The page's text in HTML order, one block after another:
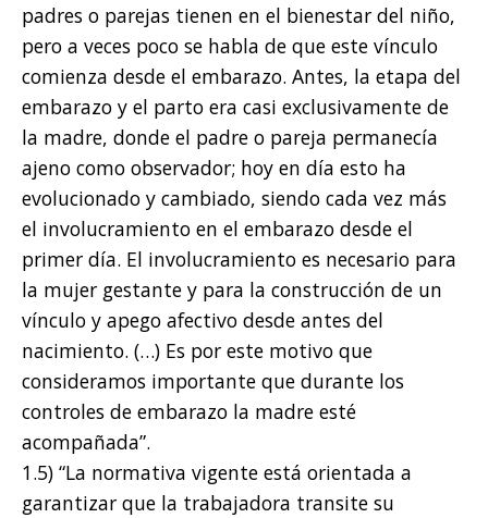
padres o parejas tienen en el bienestar del niño,
pero a veces poco se habla de que este vínculo
comienza desde el embarazo. Antes, la etapa del
embarazo y el parto era casi exclusivamente de
la madre, donde el padre o pareja permanecía
ajeno como observador; hoy en día esto ha
evolucionado y cambiado, siendo cada vez más
el involucramiento en el embarazo desde el
primer día. El involucramiento es necesario para
la mujer gestante y para la construcción de un
vínculo y apego afectivo desde antes del
nacimiento. (…) Es por este motivo que
consideramos importante que durante los
controles de embarazo la madre esté
acompañada”.
1.5) “La normativa vigente está orientada a
garantizar que la trabajadora transite su